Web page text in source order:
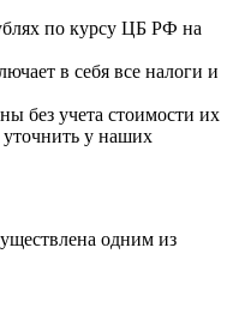
по курсу ЦБ РФ на
в себя все налоги и
без учета стоимости их
у наших
одним из